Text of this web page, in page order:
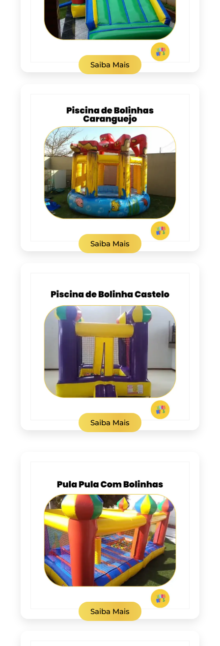
Saiba Mais
Saiba Mais
Saiba Mais
Saiba Mais